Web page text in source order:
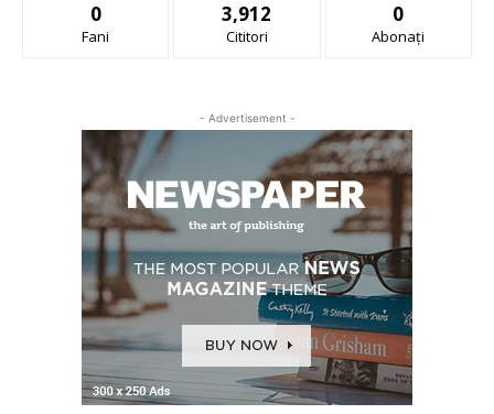
0
Fani
3,912
Cititori
0
Abonați
- Advertisement -